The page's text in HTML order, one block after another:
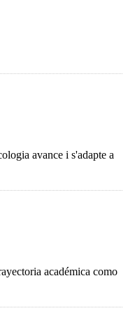
avance i s'adapte a
académica como